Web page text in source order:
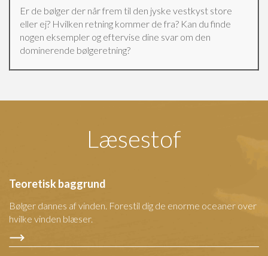
Er de bølger der når frem til den jyske vestkyst store
eller ej? Hvilken retning kommer de fra? Kan du finde
nogen eksempler og eftervise dine svar om den
dominerende bølgeretning?
Læsestof
Teoretisk baggrund
Bølger dannes af vinden. Forestil dig de enorme oceaner over
hvilke vinden blæser.